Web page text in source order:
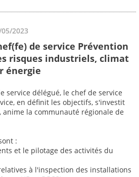
2023
de service Prévention
risques industriels, climat
énergie
service délégué, le chef de service
en définit les objectifs, s'investit
anime la communauté régionale de
:
et le pilotage des activités du
à l'inspection des installations